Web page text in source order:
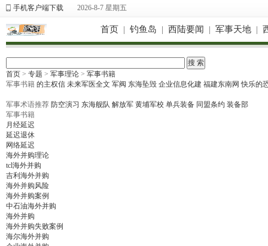
手机客户端下载 2026-8-7 星期五
首页 | 钓鱼岛 | 西陆要闻 | 军事天地 |
首页 > 专题 > 军事理论 > 军事书籍
军事书籍 的主权信 未来军医全文 军阀 东海坠毁 企业信息化建 福建东南网 快乐的
军事术语推荐 防空演习 东海舰队 解放军 黄埔军校 单兵装备 同盟条约 装备部
军事书籍
月经延迟
延迟退休
网络延迟
海外并购理论
tcl海外并购
吉利海外并购
海外并购风险
海外并购案例
中石油海外并购
海外并购
海外并购失败案例
海尔海外并购